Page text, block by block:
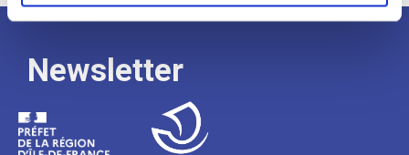
Newsletter